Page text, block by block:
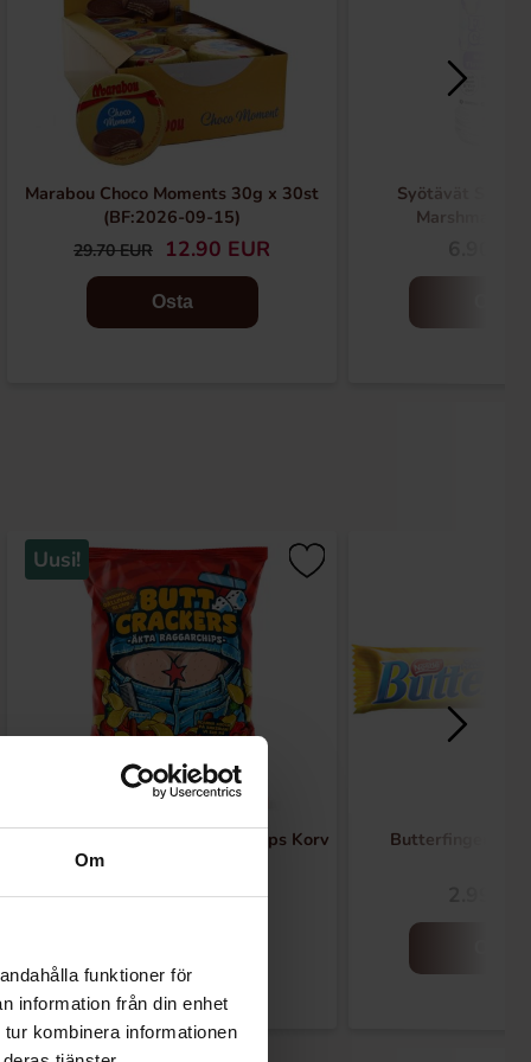
Om
funktioner för
information från din enhet
kombinera informationen
Marabou Choco Moments 30g x 30st
(BF:2026-09-15)
29.70 EUR 12.90 EUR
Osta
Syötävät
Uusi!
Ronny & Ragge Buttcracker Chips Korv
3.29 EUR
Butterfinger